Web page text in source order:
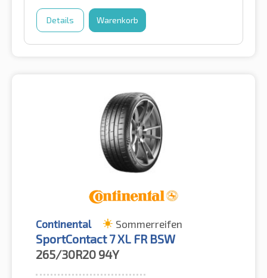
Details Warenkorb
Continental Sommerreifen
SportContact 7 XL FR BSW
265/30R20 94Y